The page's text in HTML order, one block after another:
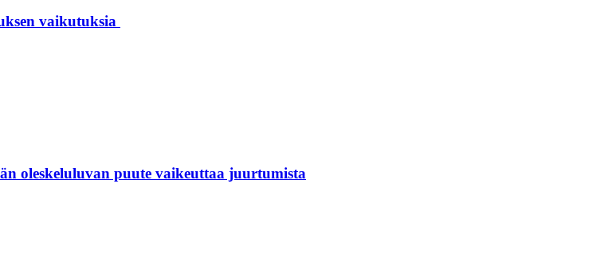
vaikutuksia
oleskeluluvan puute vaikeuttaa juurtumista